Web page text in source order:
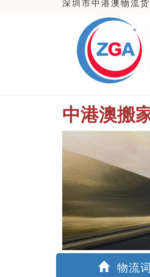
深圳市中港澳物流
中港澳搬
物流